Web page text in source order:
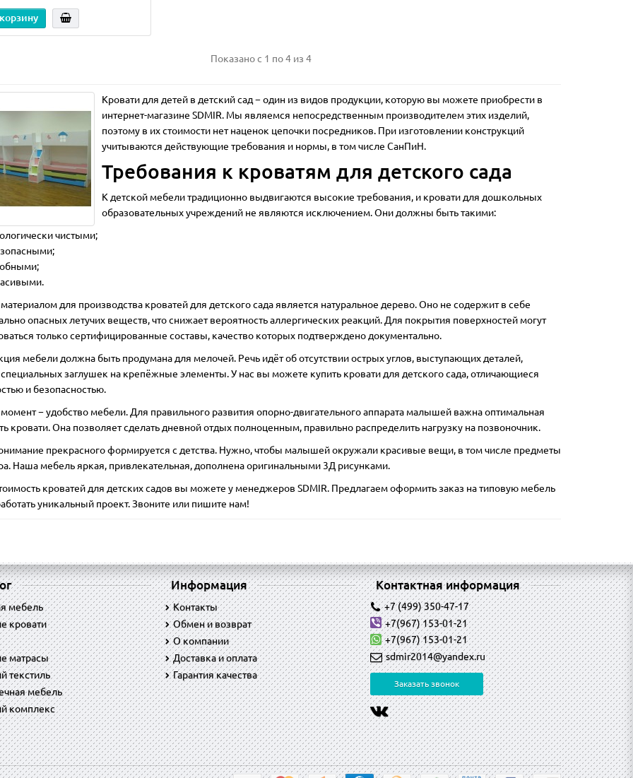
9340ք
В корзину
Показано с 1 по 4 из 4
Кровати для детей в детский сад − один из видов продукции, которую вы можете приобрести в
интернет-магазине SDMIR. Мы являемся непосредственным производителем этих изделий,
поэтому в их стоимости нет наценок цепочки посредников. При изготовлении конструкций
учитываются действующие требования и нормы, в том числе СанПиН.
Требования к кроватям для детского сада
К детской мебели традиционно выдвигаются высокие требования, и кровати для дошкольных
образовательных учреждений не являются исключением. Они должны быть такими:
чистыми;
для производства кроватей для детского сада является натуральное дерево. Оно не содержит в себе
опасных летучих веществ, что снижает вероятность аллергических реакций. Для покрытия поверхностей могут
только сертифицированные составы, качество которых подтверждено документально.
мебели должна быть продумана для мелочей. Речь идёт об отсутствии острых углов, выступающих деталей,
заглушек на крепёжные элементы. У нас вы можете купить кровати для детского сада, отличающиеся
и безопасностью.
− удобство мебели. Для правильного развития опорно-двигательного аппарата малышей важна оптимальная
кровати. Она позволяет сделать дневной отдых полноценным, правильно распределить нагрузку на позвоночник.
прекрасного формируется с детства. Нужно, чтобы малышей окружали красивые вещи, в том числе предметы
Наша мебель яркая, привлекательная, дополнена оригинальными 3Д рисунками.
кроватей для детских садов вы можете у менеджеров SDMIR. Предлагаем оформить заказ на типовую мебель
уникальный проект. Звоните или пишите нам!
мебель
кровати
матрасы
текстиль
мебель
комплекс
Информация
Контакты
Обмен и возврат
O компании
Доставка и оплата
Гарантия качества
Контактная информация
+7 (499) 350-47-17
+7(967) 153-01-21
+7(967) 153-01-21
sdmir2014@yandex.ru
Заказать звонок